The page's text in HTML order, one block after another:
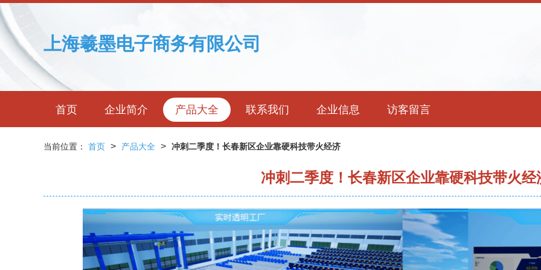
上海羲墨电子商务有限公司
首页 企业简介 产品大全 联系我们 企业信息 访客留言
当前位置： 首页 > 产品大全 > 冲刺二季度！长春新区企业靠硬科技带火经济
冲刺二季度！长春新区企业靠硬科技带火经